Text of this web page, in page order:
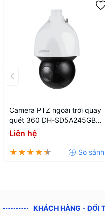
Camera PTZ ngoài trời quay
quét 360 DH-SD5A245GB-
HNR
Liên hệ
KHÁCH HÀNG - ĐỐI